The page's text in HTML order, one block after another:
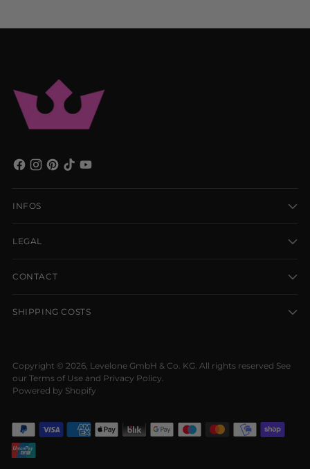
INFOS
LEGAL
CONTACT
SHIPPING COSTS
Copyright © 2026, Levelone GmbH & Co. KG. All rights reserved See
our Terms of Use and Privacy Policy.
Powered by Shopify